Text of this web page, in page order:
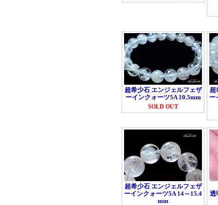
超希少石 エンジェルフェザ
ーインクォーツ5A 10.5mm
SOLD OUT
超
ー
超希少石 エンジェルフェザ
ーインクォーツ5A 14～15.4
mm
透